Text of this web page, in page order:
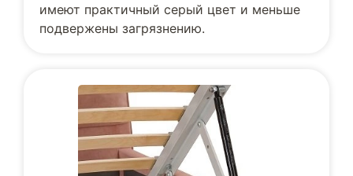
имеют практичный серый цвет и меньше
подвержены загрязнению.